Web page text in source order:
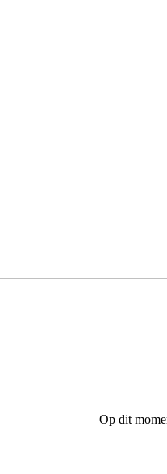
Op dit